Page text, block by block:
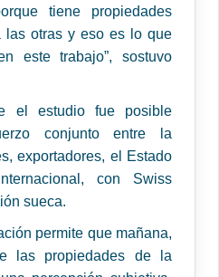
tiene propiedades
las otras y eso es lo que
este trabajo”, sostuvo
el estudio fue posible
conjunto entre la
exportadores, el Estado
con Swiss
sueca.
permite que mañana,
las propiedades de la